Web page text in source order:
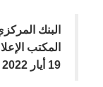
البنك
المكتب
19 أيار 2022